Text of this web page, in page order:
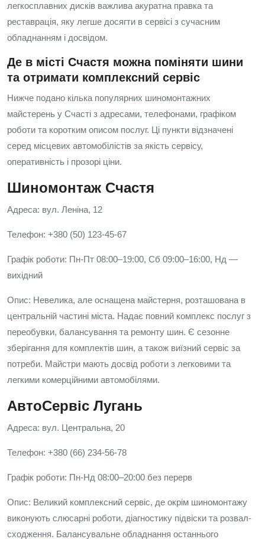
легкосплавних дисків важлива акуратна правка та
реставрація, яку легше досягти в сервісі з сучасним
обладнанням і досвідом.
Де в місті Счастя можна поміняти шини
та отримати комплексний сервіс
Нижче подано кілька популярних шиномонтажних
майстерень у Счасті з адресами, телефонами, графіком
роботи та коротким описом послуг. Ці пункти відзначені
серед місцевих автомобілістів за якість сервісу,
оперативність і прозорі ціни.
Шиномонтаж Счастя
Адреса: вул. Леніна, 12
Телефон: +380 (50) 123-45-67
Графік роботи: Пн-Пт 08:00–19:00, Сб 09:00–16:00, Нд —
вихідний
Опис: Невелика, але оснащена майстерня, розташована в
центральній частині міста. Надає повний комплекс послуг з
переобувки, балансування та ремонту шин. Є сезонне
зберігання для комплектів шин, а також виїзний сервіс за
потреби. Майстри мають досвід роботи з легковими та
легкими комерційними автомобілями.
АвтоСервіс Лугань
Адреса: вул. Центральна, 20
Телефон: +380 (66) 234-56-78
Графік роботи: Пн-Нд 08:00–20:00 без перерв
Опис: Великий комплексний сервіс, де окрім шиномонтажу
виконують слюсарні роботи, діагностику підвіски та розвал-
сходження. Балансувальне обладнання останнього